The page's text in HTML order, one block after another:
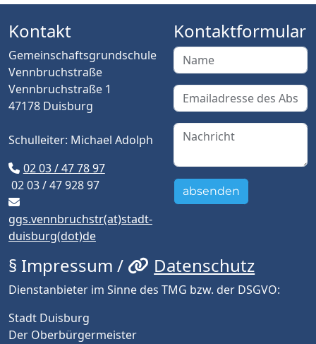
Kontakt
Gemeinschaftsgrundschule
Vennbruchstraße
Vennbruchstraße 1
47178 Duisburg
Schulleiter: Michael Adolph
02 03 / 47 78 97
02 03 / 47 928 97
ggs.vennbruchstr(at)stadt-
duisburg(dot)de
Kontaktformular
absenden
§ Impressum / Datenschutz
Dienstanbieter im Sinne des TMG bzw. der DSGVO:
Stadt Duisburg
Der Oberbürgermeister